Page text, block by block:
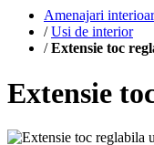
Amenajari
/Usi de interior
/Extensie toc
Extensie